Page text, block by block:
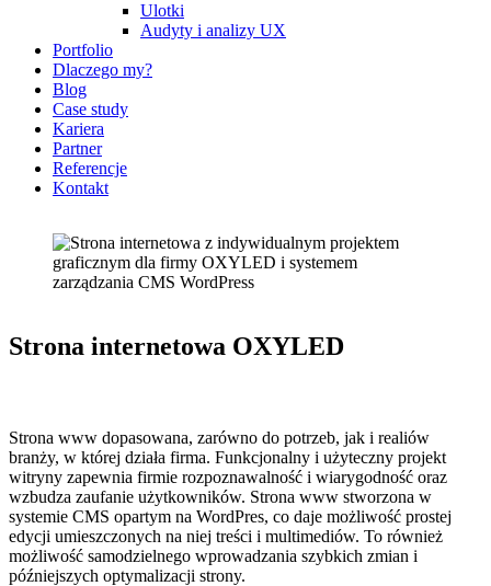
Ulotki
Audyty i analizy UX
Portfolio
Dlaczego my?
Blog
Case study
Kariera
Partner
Referencje
Kontakt
Strona internetowa OXYLED
Strona www dopasowana, zarówno do potrzeb, jak i realiów
branży, w której działa firma. Funkcjonalny i użyteczny projekt
witryny zapewnia firmie rozpoznawalność i wiarygodność oraz
wzbudza zaufanie użytkowników. Strona www stworzona w
systemie CMS opartym na WordPres, co daje możliwość prostej
edycji umieszczonych na niej treści i multimediów. To również
możliwość samodzielnego wprowadzania szybkich zmian i
późniejszych optymalizacji strony.